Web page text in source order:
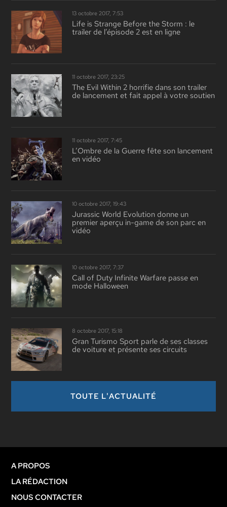
13 octobre 2017, 7:53
Life is Strange Before the Storm : le
trailer de l’épisode 2 est en ligne
11 octobre 2017, 23:25
The Evil Within 2 horrifie dans son trailer
de lancement et fait appel à votre soutien
11 octobre 2017, 7:45
L’Ombre de la Guerre fête son lancement
en vidéo
10 octobre 2017, 19:43
Jurassic World Evolution donne un
premier aperçu in-game de son parc en
vidéo
10 octobre 2017, 7:37
Call of Duty Infinite Warfare passe en
mode Halloween
8 octobre 2017, 15:18
Gran Turismo Sport parle de ses classes
de voiture et présente ses circuits
TOUTE L'ACTUALITÉ
A PROPOS
LA RÉDACTION
NOUS CONTACTER